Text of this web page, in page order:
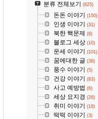
분류 전체보기
(625)
돈돈 이야기 (150)
인생 이야기 (31)
북한 핵문제 (6)
블로그 세상 (10)
운세 이야기 (101)
꿈에대한 글 (36)
풍수 이야기 (5)
건강 이야기 (83)
사고 예방법 (6)
세상 요지경 (26)
취미 이야기 (18)
떡떡 이야기 (3)